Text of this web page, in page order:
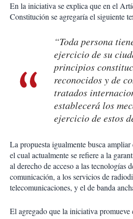
En la iniciativa se explica que en el
Constitución se agregaría el siguiente
“Toda persona
ejercicio de su
principios
reconocidos y de
tratados
establecerá los
ejercicio de estos
La propuesta igualmente busca
el cual actualmente se refiere a la
al derecho de acceso a las tecnologías
comunicación, a los servicios de
telecomunicaciones, y el de banda
El agregado que la iniciativa promueve